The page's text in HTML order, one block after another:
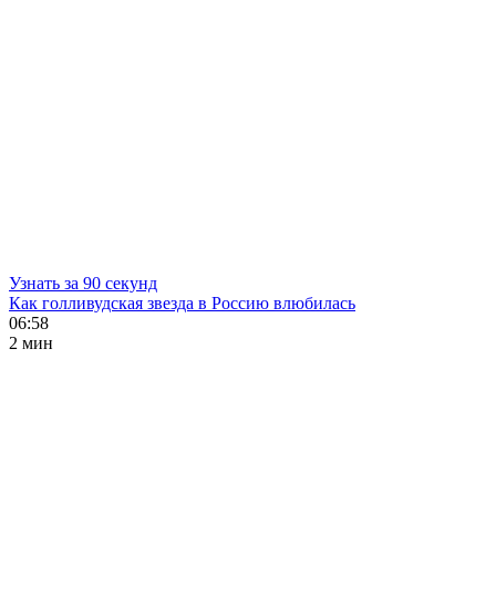
Узнать за 90 секунд
Как голливудская звезда в Россию влюбилась
06:58
2 мин